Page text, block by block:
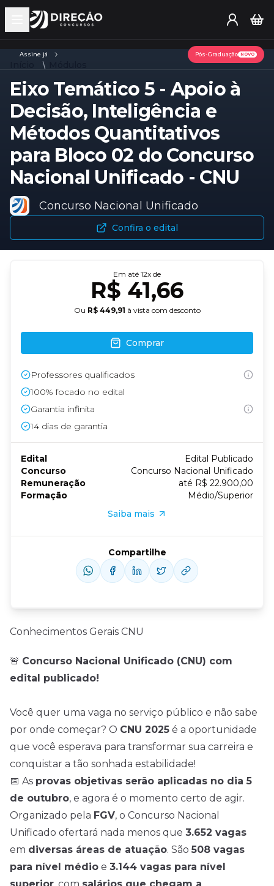
Open main menu
Assine já Pós-Graduação NOVO
Eixo Temático 5 - Apoio à
Decisão, Inteligência e
Métodos Quantitativos
para Bloco 02 do Concurso
Nacional Unificado - CNU
Concurso Nacional Unificado
Confira o edital
Conhecimentos Gerais CNU
🚨 Concurso Nacional Unificado (CNU) com
edital publicado!
Você quer uma vaga no serviço público e não sabe
por onde começar? O CNU 2025 é a oportunidade
que você esperava para transformar sua carreira e
conquistar a tão sonhada estabilidade!
📅 As provas objetivas serão aplicadas no dia 5
de outubro, e agora é o momento certo de agir.
Organizado pela FGV, o Concurso Nacional
Unificado ofertará nada menos que 3.652 vagas
em diversas áreas de atuação. São 508 vagas
para nível médio e 3.144 vagas para nível
Em até 12x de
R$ 41,66
Ou R$ 449,91 à vista com desconto
Comprar
Professores qualificados
100% focado no edital
Garantia infinita
14 dias de garantia
Edital
Edital Publicado
Concurso
Concurso Nacional Unificado
Remuneração
até R$ 22.900,00
Formação
Médio/Superior
Saiba mais
Compartilhe